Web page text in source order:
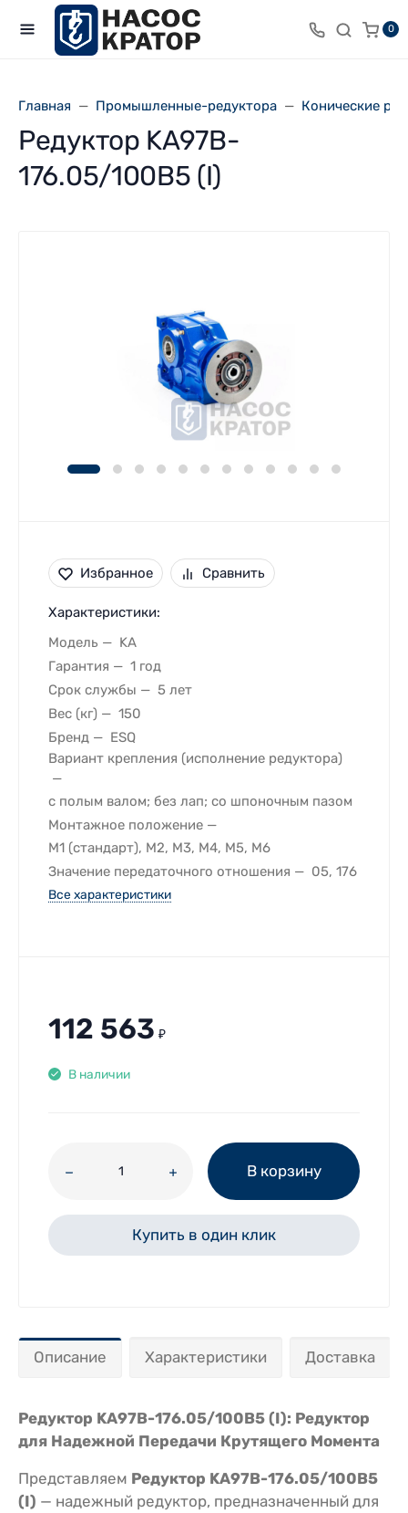
0
Главная Промышленные-редуктора Конические
Редуктор KA97B-
176.05/100В5 (I)
Избранное Сравнить
Характеристики:
Модель
KA
Гарантия
1 год
Срок службы
5 лет
Вес (кг)
150
Бренд
ESQ
Вариант крепления (исполнение редуктора)
с полым валом; без лап; со шпоночным пазом
Монтажное положение
M1 (стандарт), M2, M3, M4, M5, M6
Значение передаточного отношения
05, 176
Все характеристики
112 563 ₽
В наличии
В корзину
Купить в один клик
Описание Характеристики Доставка
Редуктор KA97B-176.05/100В5 (I): Редуктор
для Надежной Передачи Крутящего Момента
Представляем Редуктор KA97B-176.05/100В5
(I) — надежный редуктор, предназначенный для